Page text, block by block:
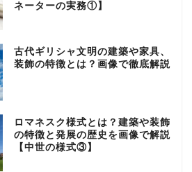
ネーターの実務①】
古代ギリシャ文明の建築や家具、
装飾の特徴とは？画像で徹底解説
ロマネスク様式とは？建築や装飾
の特徴と発展の歴史を画像で解説
【中世の様式③】